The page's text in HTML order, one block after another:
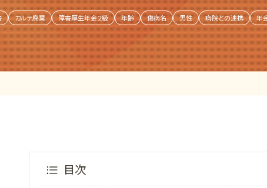
カルテ廃棄 障害厚生年金２級 年齢 傷病名 男性 病院との連携 年
目次